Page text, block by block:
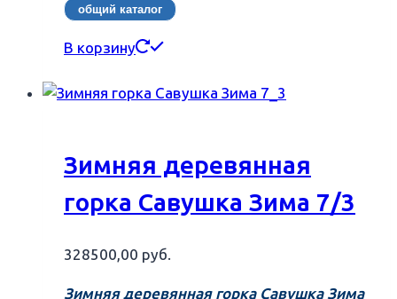
общий каталог
В корзину
Зимняя деревянная
горка Савушка Зима 7/3
328500,00 руб.
Зимняя деревянная горка Савушка Зима